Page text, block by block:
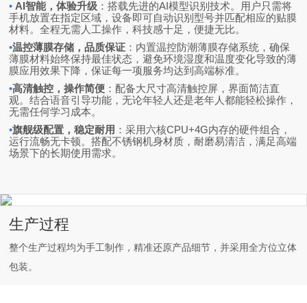
• AI智能，体验升级 ：搭载先进的AI模型识别技术。用户只需将
手机放置在指定区域，设备即可自动识别型号并匹配相应的贴膜
材料。全程无需人工操作，科技感十足，便捷无比。
•温控薄膜存储，品质保证 ：内置温控防潮薄膜存储系统，确保
薄膜材料始终保持最佳状态，避免环境湿度和温度变化导致的薄
膜应用效果下降，保证每一项服务均达到高端标准。
•高清触控，操作简便 ：配备大尺寸高清触控屏，界面简洁直
观。结合语音引导功能，无论年轻人还是老年人都能轻松操作，
无需任何学习成本。
•旗舰级配置，稳定耐用 ：采用六核CPU+4G内存的硬件组合，
运行流畅无卡顿。搭配不锈钢机身材质，耐磨易清洁，满足高端
场景下的长期使用需求。
生产过程
整个生产过程均为手工制作，精准还原产品细节，并采用全方位立体
包装。